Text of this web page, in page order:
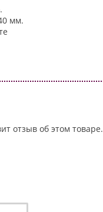
мм.
отзыв об этом товаре.